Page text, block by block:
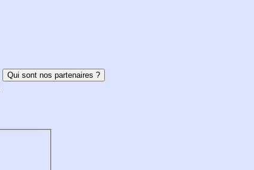
Qui sont nos partenaires ?